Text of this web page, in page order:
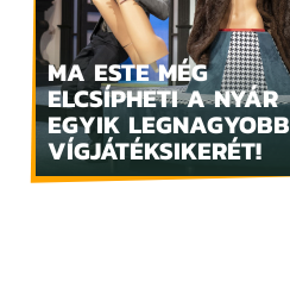
MA ESTE MÉG
ELCSÍPHETI A NYÁR
EGYIK LEGNAGYOBB
VÍGJÁTÉKSIKERÉT!